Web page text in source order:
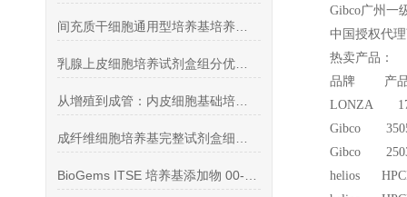
Gibco广州一
中国授权代
热卖产品：
品牌 产品
LONZA
Gibco
Gibco
helios